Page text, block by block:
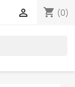
shopping_cart (0)
